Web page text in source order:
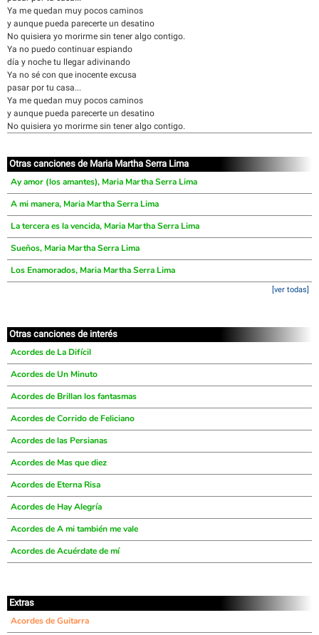
Ya me quedan muy pocos caminos
y aunque pueda parecerte un desatino
No quisiera yo morirme sin tener algo contigo.
Ya no puedo continuar espiando
día y noche tu llegar adivinando
Ya no sé con que inocente excusa
pasar por tu casa...
Ya me quedan muy pocos caminos
y aunque pueda parecerte un desatino
No quisiera yo morirme sin tener algo contigo.
Otras canciones de Maria Martha Serra Lima
Ay amor (los amantes), Maria Martha Serra Lima
A mi manera, Maria Martha Serra Lima
La tercera es la vencida, Maria Martha Serra Lima
Sueños, Maria Martha Serra Lima
Los Enamorados, Maria Martha Serra Lima
[ver todas]
Otras canciones de interés
Acordes de La Difícil
Acordes de Un Minuto
Acordes de Brillan los fantasmas
Acordes de Corrido de Feliciano
Acordes de las Persianas
Acordes de Mas que diez
Acordes de Eterna Risa
Acordes de Hay Alegría
Acordes de A mi también me vale
Acordes de Acuérdate de mí
Extras
Acordes de Guitarra